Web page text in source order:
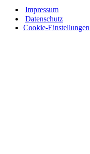
Impressum
Datenschutz
Cookie-Einstellungen